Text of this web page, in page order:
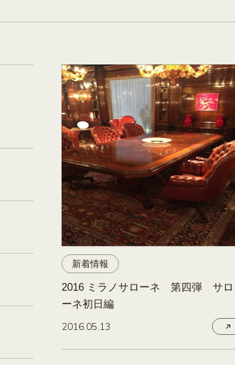
新着情報
2016 ミラノサローネ 第四弾 サロ
ーネ初日編
2016.05.13